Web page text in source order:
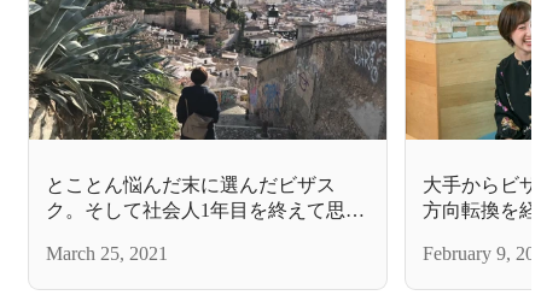
とことん悩んだ末に選んだビザス
ク。そして社会人1年目を終えて思う
March 25, 2021
大手からビ
方向転換を
February 9,